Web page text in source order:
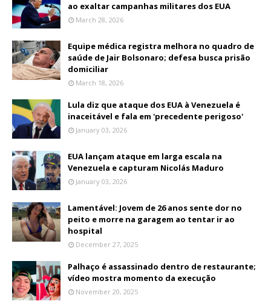
ao exaltar campanhas militares dos EUA
March 28, 2026
Equipe médica registra melhora no quadro de
saúde de Jair Bolsonaro; defesa busca prisão
domiciliar
March 18, 2026
Lula diz que ataque dos EUA à Venezuela é
inaceitável e fala em 'precedente perigoso'
January 03, 2026
EUA lançam ataque em larga escala na
Venezuela e capturam Nicolás Maduro
January 03, 2026
Lamentável: Jovem de 26 anos sente dor no
peito e morre na garagem ao tentar ir ao
hospital
December 27, 2025
Palhaço é assassinado dentro de restaurante;
vídeo mostra momento da execução
November 20, 2025